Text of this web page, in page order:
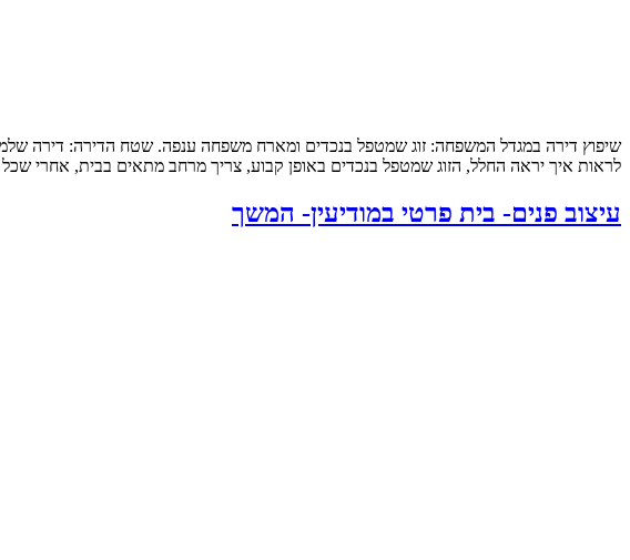
לראות איך יראה החלל, הזוג שמטפל בנכדים באופן קבוע, צריך מרחב מתאים בבית, אחרי
עיצוב פנים- בית פרטי במודיעין- המשך